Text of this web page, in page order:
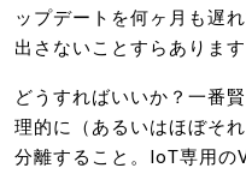
ップデートを何ヶ月も遅
出さないことすらあります
どうすればいいか？一番
理的に（あるいはほぼそ
分離すること。IoT専用の